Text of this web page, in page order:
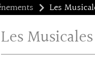
Les